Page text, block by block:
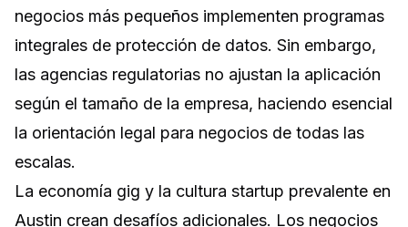
negocios más pequeños implementen programas
integrales de protección de datos. Sin embargo,
las agencias regulatorias no ajustan la aplicación
según el tamaño de la empresa, haciendo esencial
la orientación legal para negocios de todas las
escalas.
La economía gig y la cultura startup prevalente en
Austin crean desafíos adicionales. Los negocios